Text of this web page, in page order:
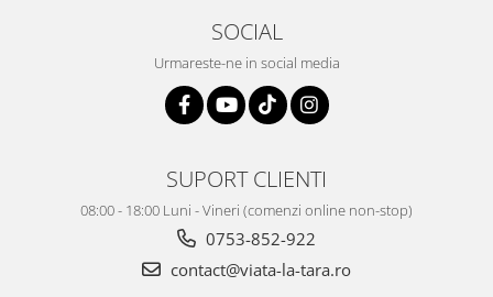
SOCIAL
Urmareste-ne in social media
SUPORT CLIENTI
08:00 - 18:00 Luni - Vineri (comenzi online non-stop)
0753-852-922
contact@viata-la-tara.ro